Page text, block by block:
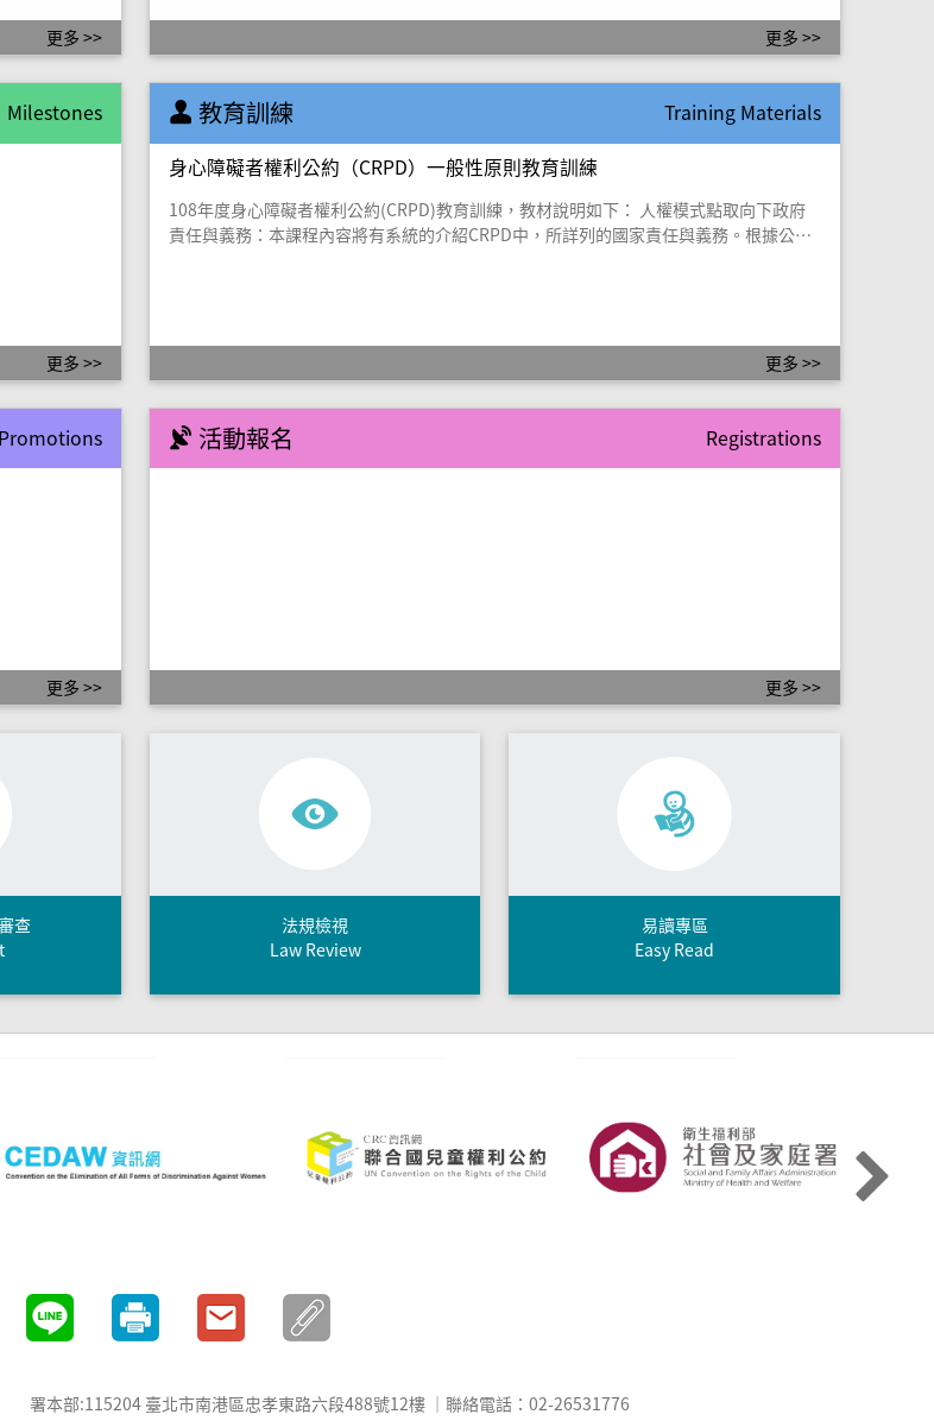
更多 >> 更多 >>
Milestones
更多 >>
教育訓練
Training Materials
身心障礙者權利公約（CRPD）一般性原則教育訓練
108年度身心障礙者權利公約(CRPD)教育訓練，教材說明如下： 人權模式點取向下政府
責任與義務：本課程內容將有系統的介紹CRPD中，所詳列的國家責任與義務。根據公約
更多 >>
Promotions
更多 >>
活動報名 Registrations
更多 >>
查
法規檢視
Law Review
易讀專區
Easy Read
署本部:115204 臺北市南港區忠孝東路六段488號12樓 ｜聯絡電話：02-26531776